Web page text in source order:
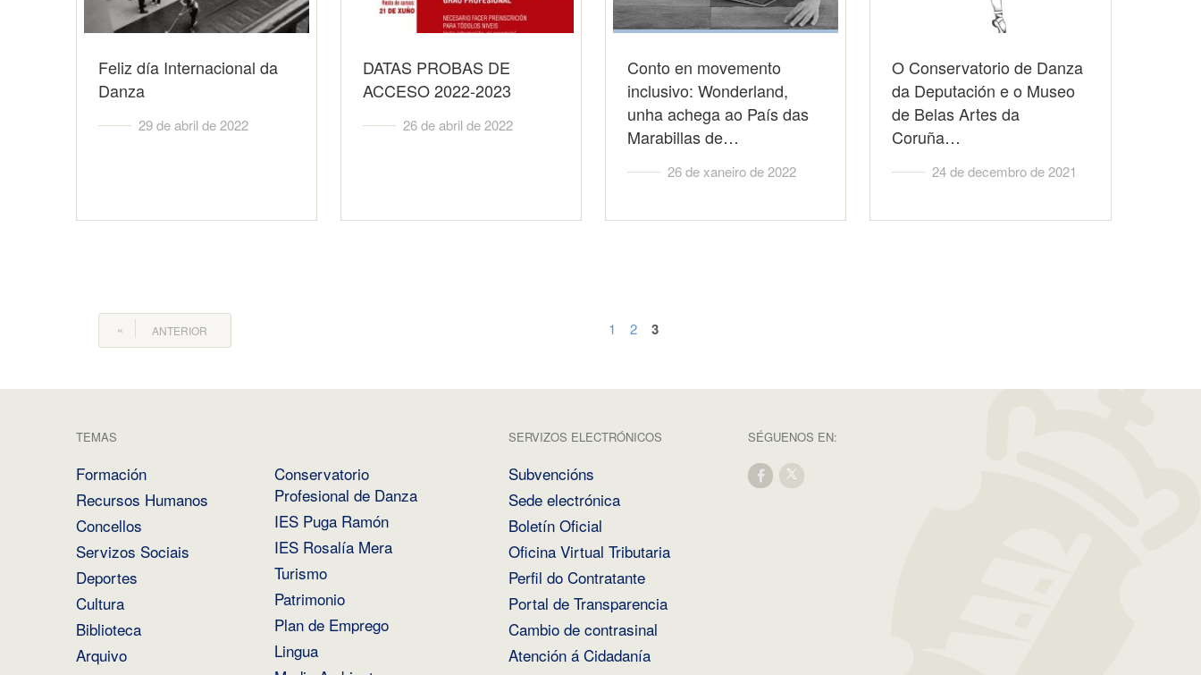
Feliz día Internacional da
Danza
29 de abril de 2022
DATAS PROBAS DE
ACCESO 2022-2023
26 de abril de 2022
Conto en movemento
inclusivo: Wonderland,
unha achega ao País das
Marabillas de…
26 de xaneiro de 2022
O Conservatorio de Danza
da Deputación e o Museo
de Belas Artes da
Coruña…
24 de decembro de 2021
ANTERIOR 1 2 3
TEMAS
Formación
Recursos Humanos
Concellos
Servizos Sociais
Deportes
Cultura
Biblioteca
Arquivo
Conservatorio
Profesional de Danza
IES Puga Ramón
IES Rosalía Mera
Turismo
Patrimonio
Plan de Emprego
Lingua
SERVIZOS ELECTRÓNICOS
Subvencións
Sede electrónica
Boletín Oficial
Oficina Virtual Tributaria
Perfil do Contratante
Portal de Transparencia
Cambio de contrasinal
Atención á Cidadanía
SÉGUENOS EN: